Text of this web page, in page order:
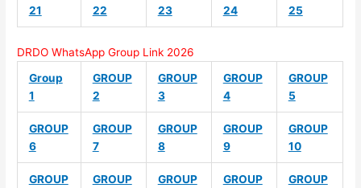
21
22
23
24
25
DRDO WhatsApp Group Link 2026
Group
1
GROUP
2
GROUP
3
GROUP
4
GROUP
5
GROUP
6
GROUP
7
GROUP
8
GROUP
9
GROUP
10
GROUP
GROUP
GROUP
GROUP
GROUP